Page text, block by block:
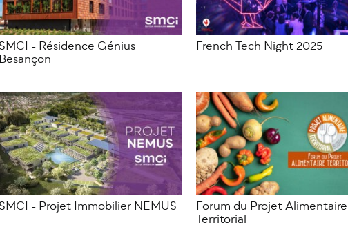
- Résidence Génius French Tech Night 2025
- Projet Immobilier NEMUS Forum du Projet Alimentaire
Territorial